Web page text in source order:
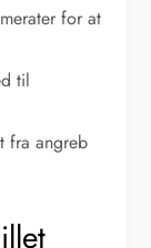
for at
til
fra angreb